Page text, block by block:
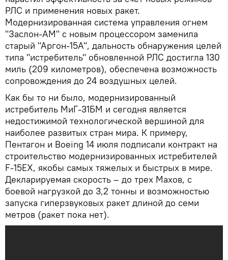
РЛС и применения новых ракет.
Модернизированная система управления огнем
"Заслон-АМ" с новым процессором заменила
старый "Аргон-15А", дальность обнаружения целей
типа "истребитель" обновленной РЛС достигла 130
миль (209 километров), обеспечена возможность
сопровождения до 24 воздушных целей.
Как бы то ни было, модернизированный
истребитель МиГ-31БМ и сегодня является
недостижимой технологической вершиной для
наиболее развитых стран мира. К примеру,
Пентагон и Boeing 14 июля подписали контракт на
строительство модернизированных истребителей
F-15EX, якобы самых тяжелых и быстрых в мире.
Декларируемая скорость – до трех Махов, с
боевой нагрузкой до 3,2 тонны и возможностью
запуска гиперзвуковых ракет длиной до семи
метров (ракет пока нет).